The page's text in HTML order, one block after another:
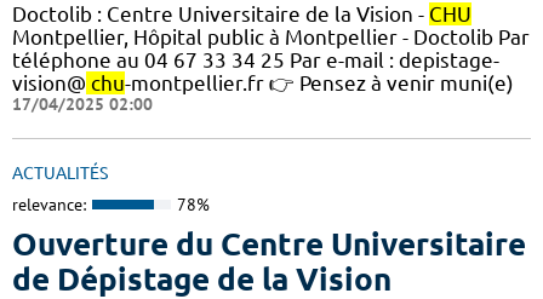
Doctolib : Centre Universitaire de la Vision - CHU
Montpellier, Hôpital public à Montpellier - Doctolib Par
téléphone au 04 67 33 34 25 Par e-mail : depistage-
vision@ chu-montpellier.fr 👉 Pensez à venir muni(e)
17/04/2025 02:00
ACTUALITÉS
relevance: 78%
Ouverture du Centre Universitaire
de Dépistage de la Vision